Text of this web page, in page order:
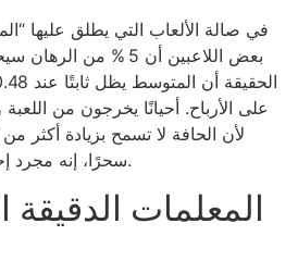
في صالة الألعاب التي يطلق عليها
بعض اللاعبين أن 5 %
سحرًا، إنه مجرد إحصاءات مملوءة بالبرمجة.
المعلمات الدقيقة